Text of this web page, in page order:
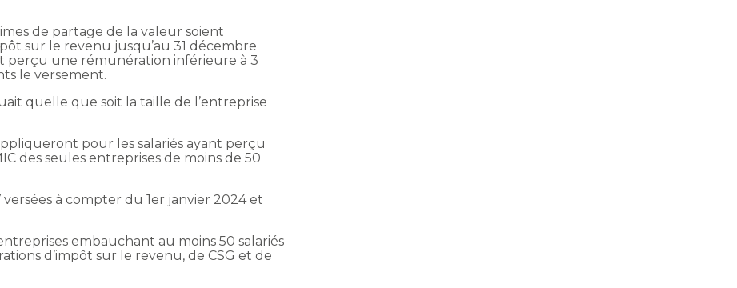
de partage de la valeur soient
sur le revenu jusqu’au 31 décembre
perçu une rémunération inférieure à 3
le versement.
quelle que soit la taille de l’entreprise
pour les salariés ayant perçu
des seules entreprises de moins de 50
à compter du 1er janvier 2024 et
embauchant au moins 50 salariés
d’impôt sur le revenu, de CSG et de